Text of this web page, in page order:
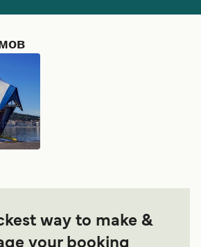
way to make &
your booking